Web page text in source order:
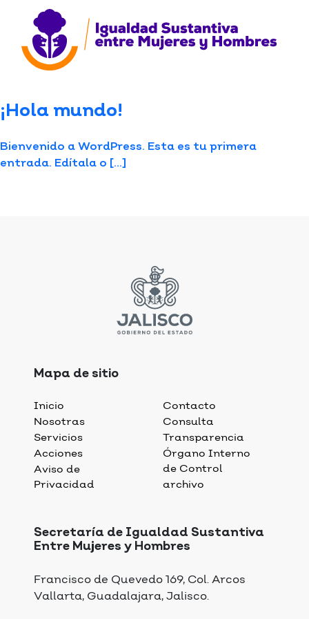
¡Hola mundo!
Bienvenido a WordPress. Esta es tu primera
entrada. Edítala o […]
Mapa de sitio
Inicio
Nosotras
Servicios
Acciones
Aviso de
Privacidad
Contacto
Consulta
Transparencia
Órgano Interno
de Control
archivo
Secretaría de Igualdad Sustantiva
Entre Mujeres y Hombres
Francisco de Quevedo 169, Col. Arcos
Vallarta, Guadalajara, Jalisco.